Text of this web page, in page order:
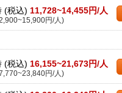
(税込) 11,728~14,455円/人
円/人)
(税込) 16,155~21,673円/人
円/人)